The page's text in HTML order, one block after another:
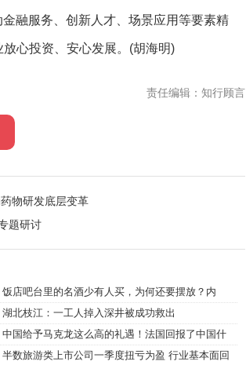
融服务、创新人才、场景应用等要素精
心投资、安心发展。(胡海明)
责任编辑：知行顾言
物研发底层变革
题研讨
饭店吧台里的名酒少有人买，为何还要摆放？内
外人不了解
湖北枝江：一工人掉入深井被成功救出
中国给予马克龙这么高的礼遇！法国回报了中国什
半数旅游类上市公司一季度扭亏为盈 行业基本面回